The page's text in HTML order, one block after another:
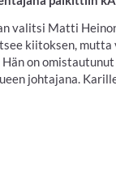
valitsi Matti
kiitoksen,
on
johtajana.